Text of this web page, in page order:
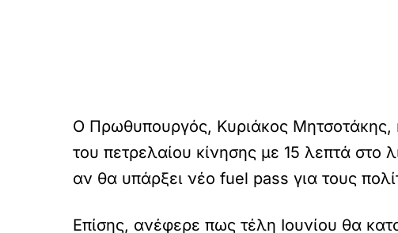
Ο Πρωθυπουργός, Κυριάκος Μητσοτάκης,
του πετρελαίου κίνησης με 15 λεπτά στο
αν θα υπάρξει νέο fuel pass για τους
Επίσης, ανέφερε πως τέλη Ιουνίου θα